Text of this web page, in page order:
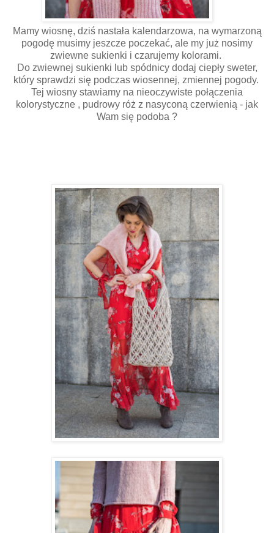
Mamy wiosnę, dziś nastała kalendarzowa, na wymarzoną
pogodę musimy jeszcze poczekać, ale my już nosimy
zwiewne sukienki i czarujemy kolorami.
Do zwiewnej sukienki lub spódnicy dodaj ciepły sweter,
który sprawdzi się podczas wiosennej, zmiennej pogody.
Tej wiosny stawiamy na nieoczywiste połączenia
kolorystyczne , pudrowy róż z nasyconą czerwienią - jak
Wam się podoba ?